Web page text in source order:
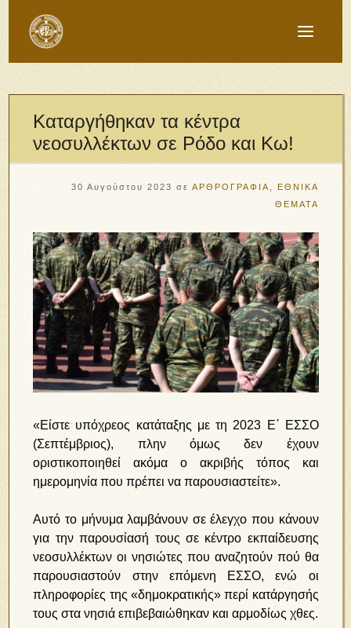
Καταργήθηκαν τα κέντρα
νεοσυλλέκτων σε Ρόδο και Κω!
30 Αυγούστου 2023 σε ΑΡΘΡΟΓΡΑΦΙΑ
ΕΘΝΙΚΑ
ΘΕΜΑΤΑ
«Είστε υπόχρεος κατάταξης με τη 2023 Ε΄ ΕΣΣΟ
(Σεπτέμβριος), πλην όμως δεν έχουν
οριστικοποιηθεί ακόμα ο ακριβής τόπος και
ημερομηνία που πρέπει να παρουσιαστείτε».
Αυτό το μήνυμα λαμβάνουν σε έλεγχο που κάνουν
για την παρουσίασή τους σε κέντρο εκπαίδευσης
νεοσυλλέκτων οι νησιώτες που αναζητούν πού θα
παρουσιαστούν στην επόμενη ΕΣΣΟ, ενώ οι
πληροφορίες της «δημοκρατικής» περί κατάργησής
τους στα νησιά επιβεβαιώθηκαν και αρμοδίως χθες.